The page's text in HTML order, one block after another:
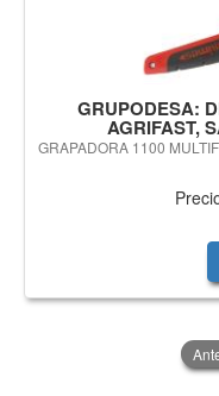
GRUPODESA:
AGRIFAST,
GRAPADORA 1100